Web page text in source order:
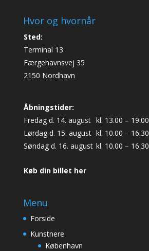
Hvor og hvornår
Sted:
Terminal 13
Færgehavnsvej 35
2150 Nordhavn
Åbningstider:
Fredag d. 14. august kl. 13.00 – 19.00
Lørdag d. 15. august kl. 10.00 – 16.30
Søndag d. 16. august kl. 10.00 – 16.30
Køb din billet her
Menu
Forside
Kunstnere
København